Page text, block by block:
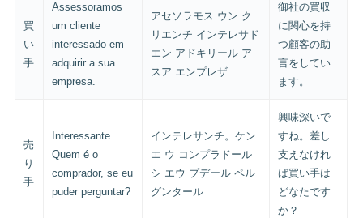
買
い
手
Assessoramos
um cliente
interessado em
adquirir a sua
empresa.
アセソラモス ウン ク
リエンチ インテレサド
エン アドキリール ア
スア エンプレザ
御社の買収
に関心を持
つ顧客の助
言をしてい
ます。
売
り
手
Interessante.
Quem é o
comprador, se eu
puder perguntar?
インテレサンチ。ケン
エ ウ コンプラドール
シ エウ プデール ペル
グンタール
興味深いで
すね。差し
支えなけれ
ば買い手は
どなたです
か？